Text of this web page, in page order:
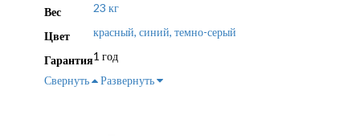
Вес 23 кг
Цвет красный, синий, темно-серый
Гарантия1 год
Свернуть
Развернуть